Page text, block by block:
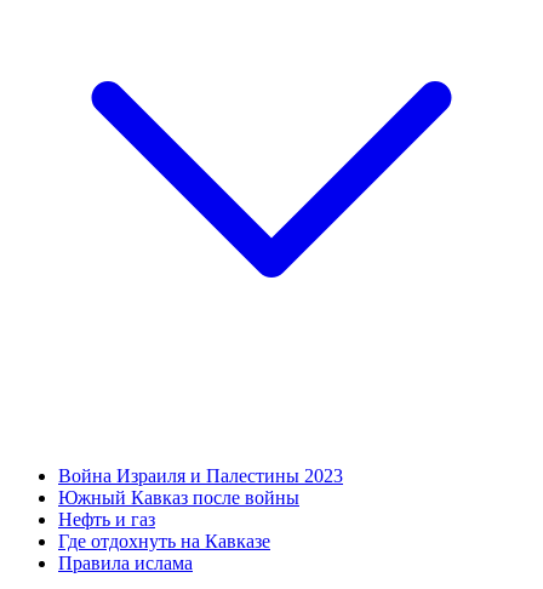
Война Израиля и Палестины 2023
Южный Кавказ после войны
Нефть и газ
Где отдохнуть на Кавказе
Правила ислама